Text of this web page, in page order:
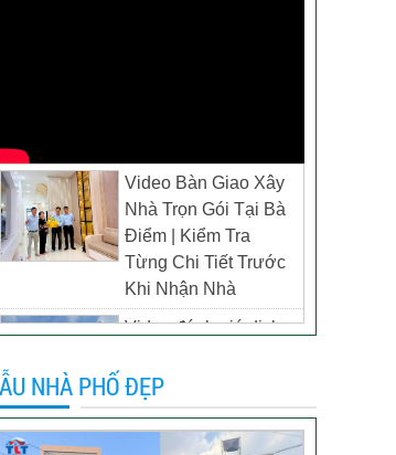
Video Bàn Giao Xây
Nhà Trọn Gói Tại Bà
Điểm | Kiểm Tra
Từng Chi Tiết Trước
Khi Nhận Nhà
Video đánh giá dịch
Tân Uyên, Bình
Dương – Chủ đầu tư
anh Thương
NHÀ PHỐ ĐẸP